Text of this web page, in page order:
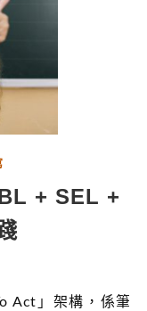
+ SEL +